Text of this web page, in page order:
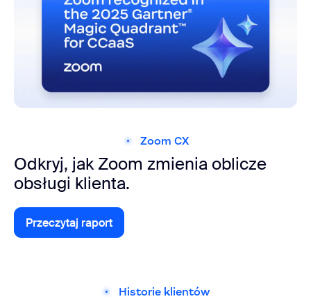
Zoom CX
Odkryj, jak Zoom zmienia oblicze
obsługi klienta.
Przeczytaj raportPoznaj aplikacje i integracje
Historie klientów